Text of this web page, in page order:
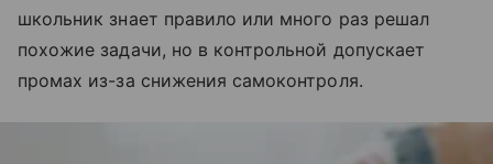
школьник знает правило или много раз решал
похожие задачи, но в контрольной допускает
промах из-за снижения самоконтроля.